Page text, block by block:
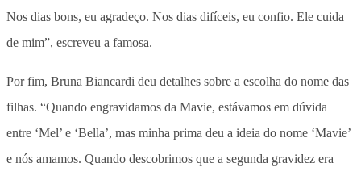
Nos dias bons, eu agradeço. Nos dias difíceis, eu confio. Ele cuida
de mim”, escreveu a famosa.
Por fim, Bruna Biancardi deu detalhes sobre a escolha do nome das
filhas. “Quando engravidamos da Mavie, estávamos em dúvida
entre ‘Mel’ e ‘Bella’, mas minha prima deu a ideia do nome ‘Mavie’
e nós amamos. Quando descobrimos que a segunda gravidez era